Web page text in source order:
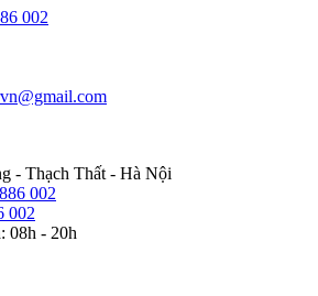
002
- Thạch Thất - Hà Nội
002
002
: 08h - 20h